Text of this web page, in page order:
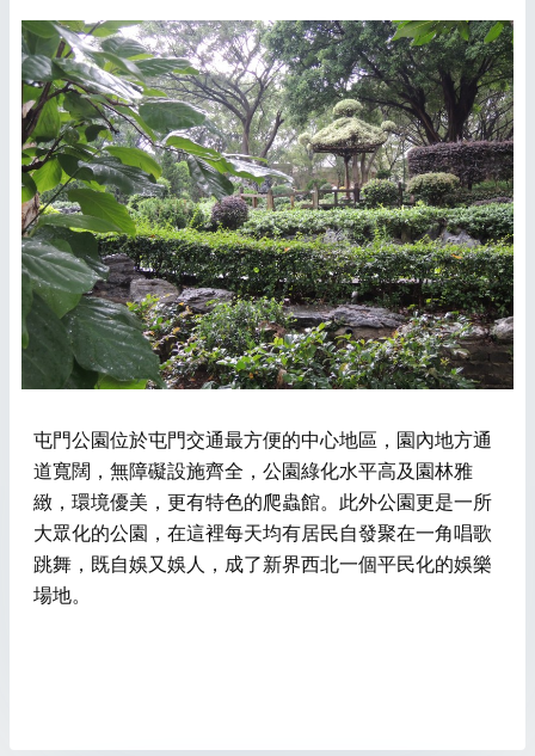
屯門公園位於屯門交通最方便的中心地區，園內地方通
道寬闊，無障礙設施齊全，公園綠化水平高及園林雅
緻，環境優美，更有特色的爬蟲館。此外公園更是一所
大眾化的公園，在這裡每天均有居民自發聚在一角唱歌
跳舞，既自娛又娛人，成了新界西北一個平民化的娛樂
場地。